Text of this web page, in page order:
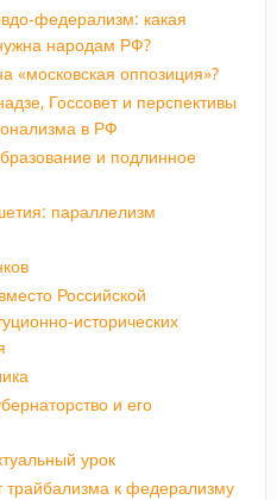
федерализм: какая
народам РФ?
«московская оппозиция»?
Госсовет и перспективы
в РФ
и подлинное
параллелизм
Российской
исторических
и его
урок
трайбализма к федерализму